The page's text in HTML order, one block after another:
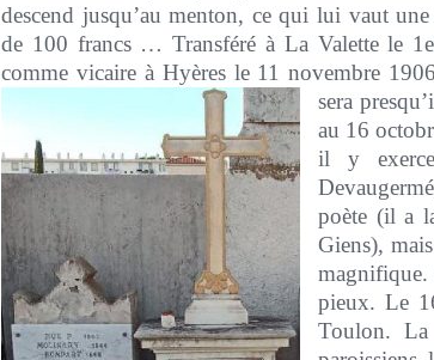
descend jusqu’au menton, ce qui lui vaut
de 100 francs … Transféré à La Valette le
comme vicaire à Hyères le 11 novembre
sera
au 16
il y exerce
poète (il a
Giens),
pieux. Le
Toulon. La